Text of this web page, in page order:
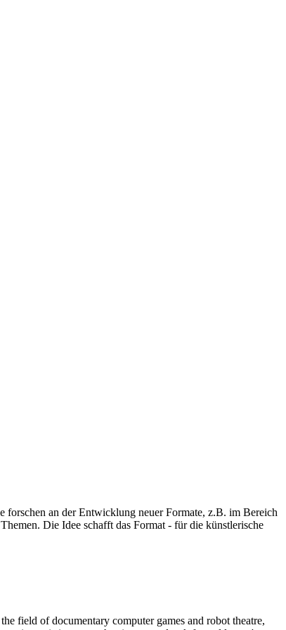
an der Entwicklung neuer Formate, z.B. im Bereich
Die Idee schafft das Format - für die künstlerische
field of documentary computer games and robot theatre,